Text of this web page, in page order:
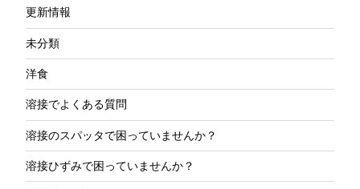
更新情報
未分類
洋食
溶接でよくある質問
溶接のスパッタで困っていませんか？
溶接ひずみで困っていませんか？